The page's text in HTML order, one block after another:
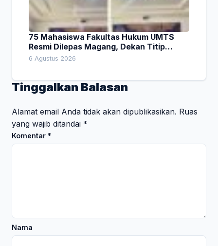
75 Mahasiswa Fakultas Hukum UMTS
Resmi Dilepas Magang, Dekan Titip
Empat Pesan Penting
6 Agustus 2026
Tinggalkan Balasan
Alamat email Anda tidak akan dipublikasikan. Ruas
yang wajib ditandai *
Komentar *
Nama